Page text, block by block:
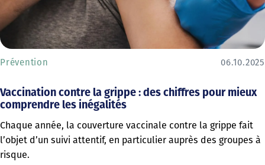
Vaccination contre la grippe : des chiffres pour mieux
comprendre les inégalités
Prévention 06.10.2025
Chaque année, la couverture vaccinale contre la grippe fait
l’objet d’un suivi attentif, en particulier auprès des groupes à
risque.